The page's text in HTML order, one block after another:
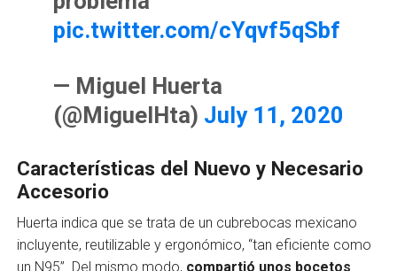
pic.twitter.com/cYqvf5qSbf
— Miguel Huerta
(@MiguelHta) July 11, 2020
Características del Nuevo y Necesario
Accesorio
Huerta indica que se trata de un cubrebocas mexicano
incluyente, reutilizable y ergonómico, “tan eficiente como
un N95”. Del mismo modo, compartió unos bocetos